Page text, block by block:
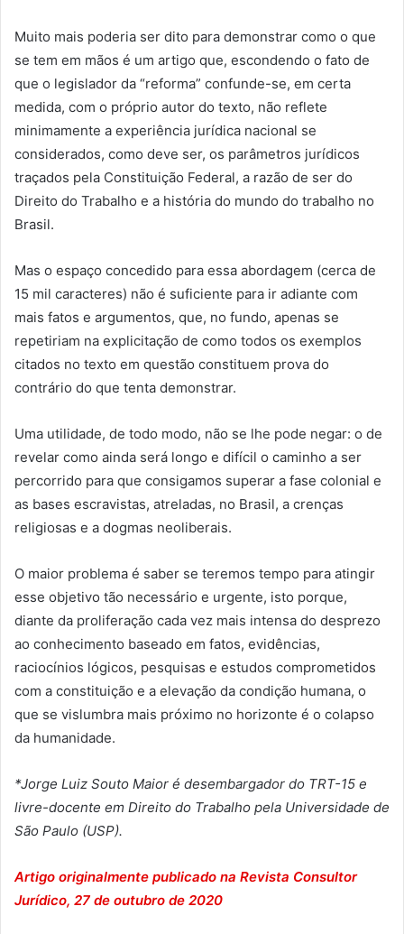
Muito mais poderia ser dito para demonstrar como o que
se tem em mãos é um artigo que, escondendo o fato de
que o legislador da “reforma” confunde-se, em certa
medida, com o próprio autor do texto, não reflete
minimamente a experiência jurídica nacional se
considerados, como deve ser, os parâmetros jurídicos
traçados pela Constituição Federal, a razão de ser do
Direito do Trabalho e a história do mundo do trabalho no
Brasil.
Mas o espaço concedido para essa abordagem (cerca de
15 mil caracteres) não é suficiente para ir adiante com
mais fatos e argumentos, que, no fundo, apenas se
repetiriam na explicitação de como todos os exemplos
citados no texto em questão constituem prova do
contrário do que tenta demonstrar.
Uma utilidade, de todo modo, não se lhe pode negar: o de
revelar como ainda será longo e difícil o caminho a ser
percorrido para que consigamos superar a fase colonial e
as bases escravistas, atreladas, no Brasil, a crenças
religiosas e a dogmas neoliberais.
O maior problema é saber se teremos tempo para atingir
esse objetivo tão necessário e urgente, isto porque,
diante da proliferação cada vez mais intensa do desprezo
ao conhecimento baseado em fatos, evidências,
raciocínios lógicos, pesquisas e estudos comprometidos
com a constituição e a elevação da condição humana, o
que se vislumbra mais próximo no horizonte é o colapso
da humanidade.
*Jorge Luiz Souto Maior é desembargador do TRT-15 e
livre-docente em Direito do Trabalho pela Universidade de
São Paulo (USP).
Artigo originalmente publicado na Revista Consultor
Jurídico, 27 de outubro de 2020